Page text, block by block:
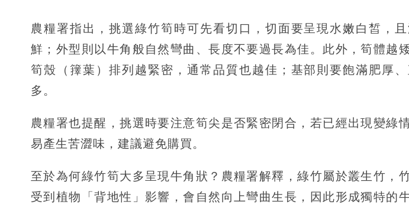
農糧署指出，挑選綠竹筍時可先看切口，切面要呈現水嫩白皙，
鮮；外型則以牛角般自然彎曲、長度不要過長為佳。此外，筍體越
筍殼（籜葉）排列越緊密，通常品質也越佳；基部則要飽滿肥厚
多。
農糧署也提醒，挑選時要注意筍尖是否緊密閉合，若已經出現變綠
易產生苦澀味，建議避免購買。
至於為何綠竹筍大多呈現牛角狀？農糧署解釋，綠竹屬於叢生竹，
受到植物「背地性」影響，會自然向上彎曲生長，因此形成獨特的